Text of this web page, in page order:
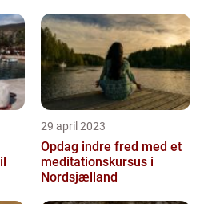
29 april 2023
Opdag indre fred med et
meditationskursus i
Nordsjælland